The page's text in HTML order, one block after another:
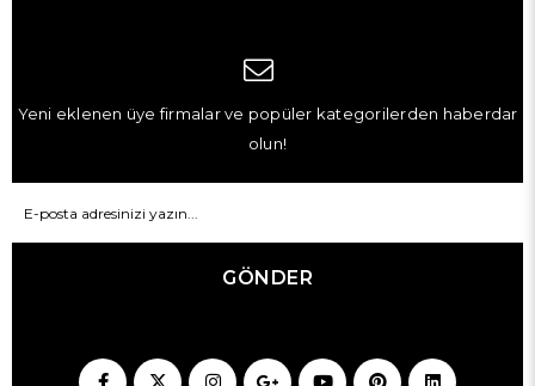
Yeni eklenen üye firmalar ve popüler kategorilerden haberdar
olun!
GÖNDER